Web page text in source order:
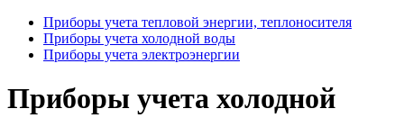
Приборы учета тепловой энергии, теплоносителя
Приборы учета холодной воды
Приборы учета электроэнергии
Приборы учета холодной